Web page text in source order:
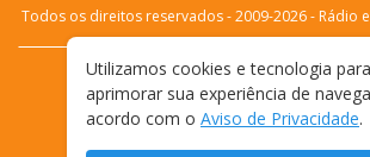
Todos os direitos reservados - 2009-2026- Rádio
FALE CONOSCO
TERMOS E CONDIÇÕES DE USO
Utilizamos cookies e tecnologia para
aprimorar sua experiência de
acordo com o Aviso de Privacidade.